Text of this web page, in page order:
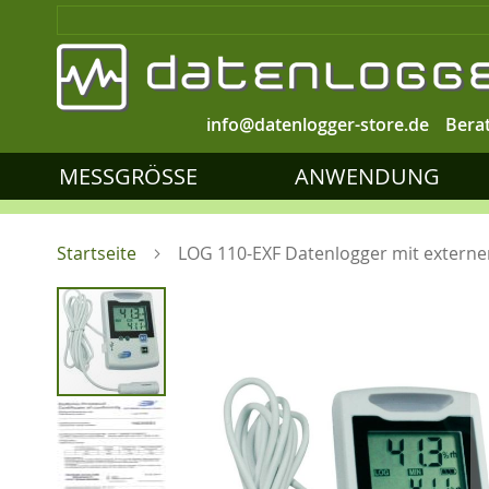
info@datenlogger-store.de
MESSGRÖSSE ANWENDUNG
Startseite LOG 110-EXF Datenlogger mit
Zum
Ende
der
Bildgalerie
springen